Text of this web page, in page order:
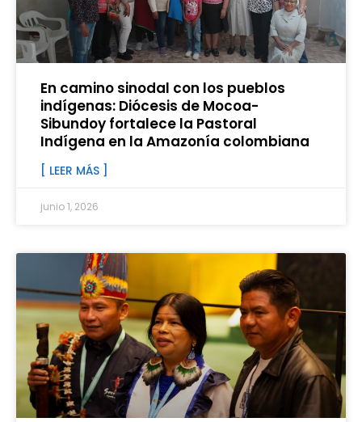
En camino sinodal con los pueblos
indígenas: Diócesis de Mocoa-
Sibundoy fortalece la Pastoral
Indígena en la Amazonía colombiana
[ LEER MÁS ]
junio 1, 2026